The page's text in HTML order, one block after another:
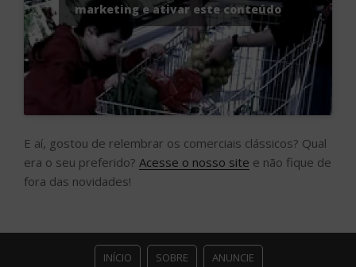
marketing e ativar este conteúdo
E aí, gostou de relembrar os comerciais clássicos? Qual
era o seu preferido? Acesse o nosso site e não fique de
fora das novidades!
INÍCIO SOBRE ANUNCIE